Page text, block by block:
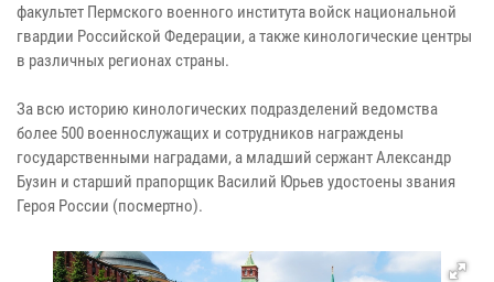
факультет Пермского военного института войск национальной
гвардии Российской Федерации, а также кинологические центры
в различных регионах страны.
За всю историю кинологических подразделений ведомства
более 500 военнослужащих и сотрудников награждены
государственными наградами, а младший сержант Александр
Бузин и старший прапорщик Василий Юрьев удостоены звания
Героя России (посмертно).